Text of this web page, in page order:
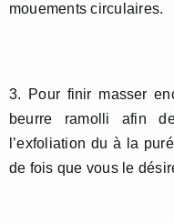
mouements circulaires.
3. Pour finir masser
beurre ramolli afin
l’exfoliation du à la
de fois que vous le